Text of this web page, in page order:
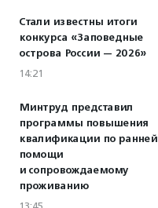
Стали известны итоги
конкурса «Заповедные
острова России — 2026»
14:21
Минтруд представил
программы повышения
квалификации по ранней
помощи
и сопровождаемому
проживанию